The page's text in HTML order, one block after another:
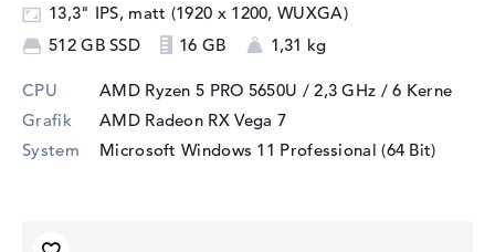
13,3" IPS, matt (1920 x 1200, WUXGA)
512 GB SSD
16 GB 1,31 kg
CPU AMD Ryzen 5 PRO 5650U / 2,3 GHz / 6 Kerne
Grafik
AMD Radeon RX Vega 7
System
Microsoft Windows 11 Professional (64 Bit)